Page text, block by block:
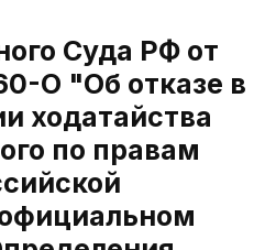
Суда РФ от
О "Об отказе в
ходатайства
по правам